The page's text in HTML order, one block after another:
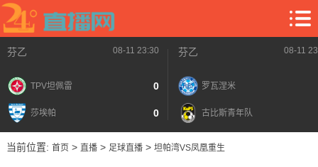
芬乙 08-11 23:30
TPV坦佩雷 0
莎埃帕 0
芬乙 08-11
罗瓦涅米
古比斯青年队
当前位置: 首页> 直播> 足球直播> 坦帕湾VS凤凰重生